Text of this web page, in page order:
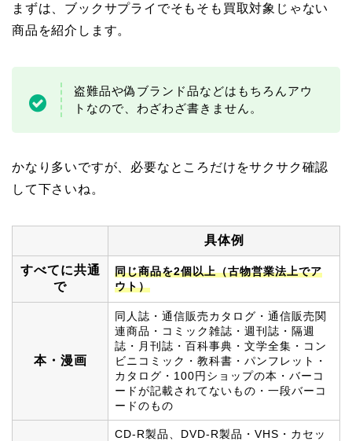
まずは、ブックサプライでそもそも買取対象じゃない
商品を紹介します。
盗難品や偽ブランド品などはもちろんアウ
トなので、わざわざ書きません。
かなり多いですが、必要なところだけをサクサク確認
して下さいね。
具体例
すべてに共通
で
同じ商品を2個以上（古物営業法上でア
ウト）
本・漫画
同人誌・通信販売カタログ・通信販売関
連商品・コミック雑誌・週刊誌・隔週
誌・月刊誌・百科事典・文学全集・コン
ビニコミック・教科書・パンフレット・
カタログ・100円ショップの本・バーコ
ードが記載されてないもの・一段バーコ
ードのもの
CD-R製品、DVD-R製品・VHS・カセッ